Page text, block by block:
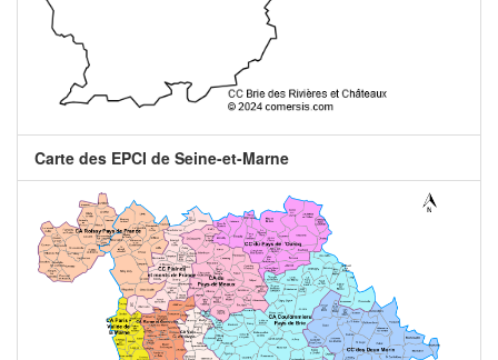
Carte des EPCI de Seine-et-Marne